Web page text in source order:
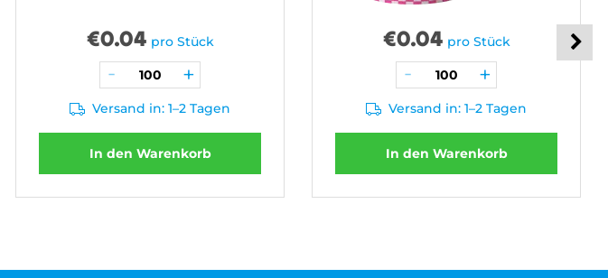
€0.04 pro Stück
Versand in: 1–2 Tagen
In den Warenkorb
€0.04 pro Stück
Versand in: 1–2 Tagen
In den Warenkorb